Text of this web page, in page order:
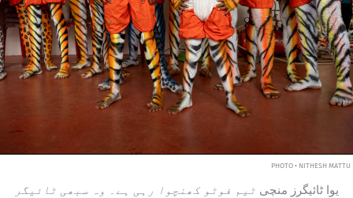
PHOTO • NITHESH MATTU
یوا ٹائیگرز منچی ٹیم فوٹو کھنچوا رہی ہے۔ وہ سبھی ٹائیگر